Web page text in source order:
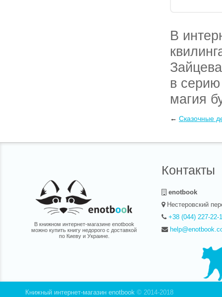
В
в серию
магия
вес
← Сказочные
В книжном интернет-магазине enotbook
можно купить книгу недорого с доставкой
по Киеву и Украине.
Контакты
enotbook
Нестеровский
+38 (044) 227-22-
Книжный интернет-магазин enotbook © 2014-2018